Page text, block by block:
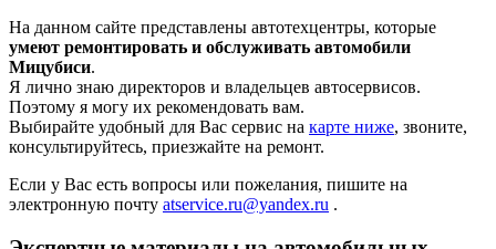
На данном сайте представлены автотехцентры, которые
умеют ремонтировать и обслуживать автомобили
Мицубиси.
Я лично знаю директоров и владельцев автосервисов.
Поэтому я могу их рекомендовать вам.
Выбирайте удобный для Вас сервис на карте ниже, звоните,
консультируйтесь, приезжайте на ремонт.
Если у Вас есть вопросы или пожелания, пишите на
электронную почту atservice.ru@yandex.ru .